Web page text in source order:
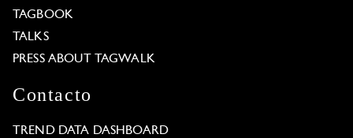
TAGBOOK
TALKS
PRESS ABOUT TAGWALK
Contacto
TREND DATA DASHBOARD